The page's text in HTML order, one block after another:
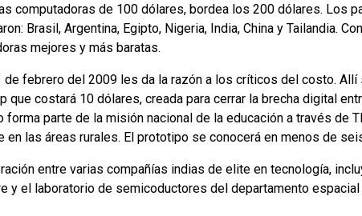
computadoras de 100 dólares, bordea los 200 dólares. Los
Brasil, Argentina, Egipto, Nigeria, India, China y Tailandia.
mejores y más baratas.
de febrero del 2009 les da la razón a los críticos del costo. Allí
que costará 10 dólares, creada para cerrar la brecha digital
parte de la misión nacional de la educación a través de
en las áreas rurales. El prototipo se conocerá en menos de
entre varias compañías indias de elite en tecnología,
y el laboratorio de semicoductores del departamento